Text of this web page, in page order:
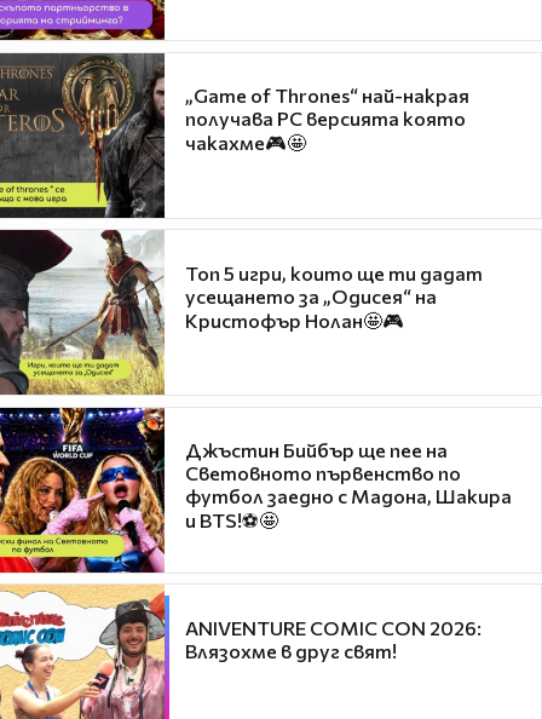
„Game of Thrones“ най-накрая
получава PC версията която
чакахме🎮🤩
Топ 5 игри, които ще ти дадат
усещането за „Одисея“ на
Кристофър Нолан🤩🎮
Джъстин Бийбър ще пее на
Световното първенство по
футбол заедно с Мадона, Шакира
и BTS!⚽🤩
ANIVENTURE COMIC CON 2026:
Влязохме в друг свят!